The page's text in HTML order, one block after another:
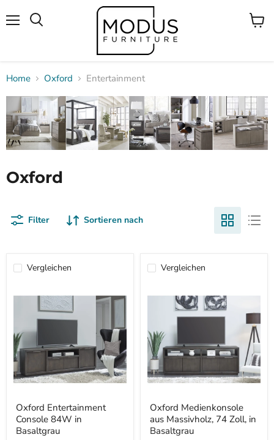
Home Oxford Entertainment
Oxford
Filter Sortieren nach
Vergleichen
Entertainment
Console
84W
Oxford Entertainment
Console 84W in
Basaltgrau
Vergleichen
Medienkonsole
aus
Massivholz,
Oxford Medienkonsole
aus Massivholz, 74 Zoll, in
Basaltgrau